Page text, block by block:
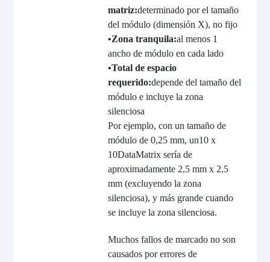
matriz:determinado por el tamaño
del módulo (dimensión X), no fijo
•Zona tranquila:al menos 1
ancho de módulo en cada lado
•Total de espacio
requerido:depende del tamaño del
módulo e incluye la zona
silenciosa
Por ejemplo, con un tamaño de
módulo de 0,25 mm, un10 x
10DataMatrix sería de
aproximadamente 2,5 mm x 2,5
mm (excluyendo la zona
silenciosa), y más grande cuando
se incluye la zona silenciosa.
Muchos fallos de marcado no son
causados por errores de